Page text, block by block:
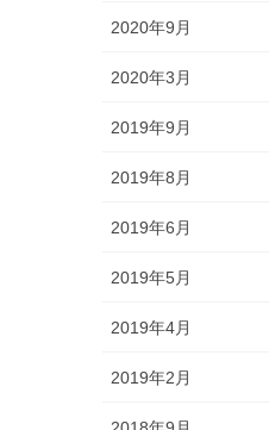
2020年9月
2020年3月
2019年9月
2019年8月
2019年6月
2019年5月
2019年4月
2019年2月